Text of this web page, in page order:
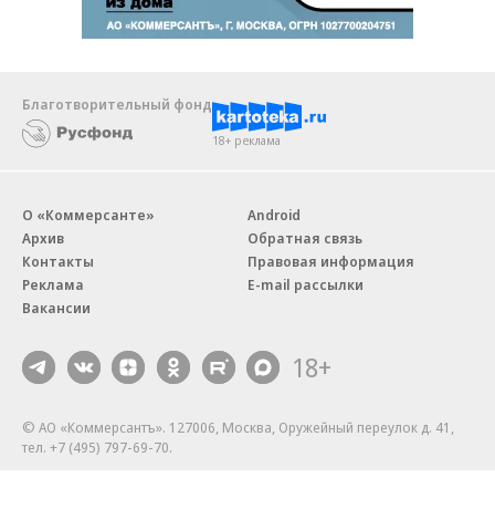
Благотворительный фонд
18+ реклама
О «Коммерсанте»
Архив
Контакты
Реклама
Вакансии
Android
Обратная связь
Правовая информация
E-mail рассылки
18+
© АО «Коммерсантъ». 127006, Москва, Оружейный переулок д. 41,
тел. +7 (495) 797-69-70.